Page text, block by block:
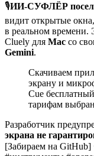
🎙ИИ-СУФЛЁР
видит открытые
в реальном времени.
Cluely для Mac со
Gemini.
Скачиваем
экрану и
Cue
тарифам
Разработчик
экрана не
[Забираем на